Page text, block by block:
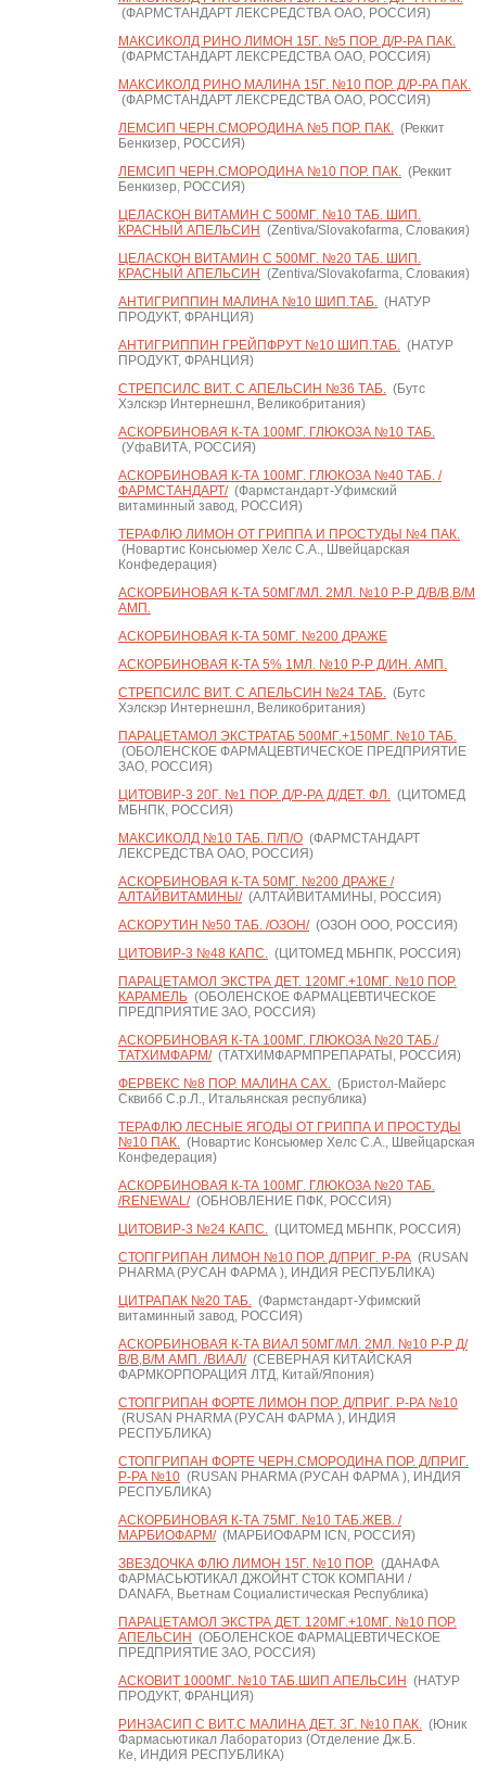
(ФАРМСТАНДАРТ ЛЕКСРЕДСТВА ОАО, РОССИЯ)
МАКСИКОЛД РИНО ЛИМОН 15Г. №5 ПОР. Д/Р-РА ПАК.
(ФАРМСТАНДАРТ ЛЕКСРЕДСТВА ОАО, РОССИЯ)
МАКСИКОЛД РИНО МАЛИНА 15Г. №10 ПОР. Д/Р-РА ПАК.
(ФАРМСТАНДАРТ ЛЕКСРЕДСТВА ОАО, РОССИЯ)
ЛЕМСИП ЧЕРН.СМОРОДИНА №5 ПОР. ПАК.(Реккит
Бенкизер, РОССИЯ)
ЛЕМСИП ЧЕРН.СМОРОДИНА №10 ПОР. ПАК.(Реккит
Бенкизер, РОССИЯ)
ЦЕЛАСКОН ВИТАМИН С 500МГ. №10 ТАБ. ШИП.
КРАСНЫЙ АПЕЛЬСИН (Zentiva/Slovakofarma, Словакия)
ЦЕЛАСКОН ВИТАМИН С 500МГ. №20 ТАБ. ШИП.
КРАСНЫЙ АПЕЛЬСИН (Zentiva/Slovakofarma, Словакия)
АНТИГРИППИН МАЛИНА №10 ШИП.ТАБ.(НАТУР
ПРОДУКТ, ФРАНЦИЯ)
АНТИГРИППИН ГРЕЙПФРУТ №10 ШИП.ТАБ.(НАТУР
ПРОДУКТ, ФРАНЦИЯ)
СТРЕПСИЛС ВИТ. С АПЕЛЬСИН №36 ТАБ.(Бутс
Хэлскэр Интернешнл, Великобритания)
АСКОРБИНОВАЯ К-ТА 100МГ. ГЛЮКОЗА №10 ТАБ.
(УфаВИТА, РОССИЯ)
АСКОРБИНОВАЯ К-ТА 100МГ. ГЛЮКОЗА №40 ТАБ. /
ФАРМСТАНДАРТ/(Фармстандарт-Уфимский
витаминный завод, РОССИЯ)
ТЕРАФЛЮ ЛИМОН ОТ ГРИППА И ПРОСТУДЫ №4 ПАК.
(Новартис Консьюмер Хелс С.А., Швейцарская
Конфедерация)
АСКОРБИНОВАЯ К-ТА 50МГ/МЛ. 2МЛ. №10 Р-Р Д/В/В,В/М
АМП.
АСКОРБИНОВАЯ К-ТА 50МГ. №200 ДРАЖЕ
АСКОРБИНОВАЯ К-ТА 5% 1МЛ. №10 Р-Р Д/ИН. АМП.
СТРЕПСИЛС ВИТ. С АПЕЛЬСИН №24 ТАБ.(Бутс
Хэлскэр Интернешнл, Великобритания)
ПАРАЦЕТАМОЛ ЭКСТРАТАБ 500МГ.+150МГ. №10 ТАБ.
(ОБОЛЕНСКОЕ ФАРМАЦЕВТИЧЕСКОЕ ПРЕДПРИЯТИЕ
ЗАО, РОССИЯ)
ЦИТОВИР-3 20Г. №1 ПОР. Д/Р-РА Д/ДЕТ. ФЛ.(ЦИТОМЕД
МБНПК, РОССИЯ)
МАКСИКОЛД №10 ТАБ. П/П/О(ФАРМСТАНДАРТ
ЛЕКСРЕДСТВА ОАО, РОССИЯ)
АСКОРБИНОВАЯ К-ТА 50МГ. №200 ДРАЖЕ /
АЛТАЙВИТАМИНЫ/(АЛТАЙВИТАМИНЫ, РОССИЯ)
АСКОРУТИН №50 ТАБ. /ОЗОН/(ОЗОН ООО, РОССИЯ)
ЦИТОВИР-3 №48 КАПС.(ЦИТОМЕД МБНПК, РОССИЯ)
ПАРАЦЕТАМОЛ ЭКСТРА ДЕТ. 120МГ.+10МГ. №10 ПОР.
КАРАМЕЛЬ(ОБОЛЕНСКОЕ ФАРМАЦЕВТИЧЕСКОЕ
ПРЕДПРИЯТИЕ ЗАО, РОССИЯ)
АСКОРБИНОВАЯ К-ТА 100МГ. ГЛЮКОЗА №20 ТАБ./
ТАТХИМФАРМ/(ТАТХИМФАРМПРЕПАРАТЫ, РОССИЯ)
ФЕРВЕКС №8 ПОР. МАЛИНА САХ.(Бристол-Майерс
Сквибб С.р.Л., Итальянская республика)
ТЕРАФЛЮ ЛЕСНЫЕ ЯГОДЫ ОТ ГРИППА И ПРОСТУДЫ
№10 ПАК.(Новартис Консьюмер Хелс С.А., Швейцарская
Конфедерация)
АСКОРБИНОВАЯ К-ТА 100МГ. ГЛЮКОЗА №20 ТАБ.
/RENEWAL/(ОБНОВЛЕНИЕ ПФК, РОССИЯ)
ЦИТОВИР-3 №24 КАПС.(ЦИТОМЕД МБНПК, РОССИЯ)
СТОПГРИПАН ЛИМОН №10 ПОР. Д/ПРИГ. Р-РА(RUSAN
PHARMA (РУСАН ФАРМА ), ИНДИЯ РЕСПУБЛИКА)
ЦИТРАПАК №20 ТАБ.(Фармстандарт-Уфимский
витаминный завод, РОССИЯ)
АСКОРБИНОВАЯ К-ТА ВИАЛ 50МГ/МЛ. 2МЛ. №10 Р-Р Д/
В/В,В/М АМП. /ВИАЛ/(СЕВЕРНАЯ КИТАЙСКАЯ
ФАРМКОРПОРАЦИЯ ЛТД, Китай/Япония)
СТОПГРИПАН ФОРТЕ ЛИМОН ПОР. Д/ПРИГ. Р-РА №10
(RUSAN PHARMA (РУСАН ФАРМА ), ИНДИЯ
РЕСПУБЛИКА)
СТОПГРИПАН ФОРТЕ ЧЕРН.СМОРОДИНА ПОР. Д/ПРИГ.
Р-РА №10(RUSAN PHARMA (РУСАН ФАРМА ), ИНДИЯ
РЕСПУБЛИКА)
АСКОРБИНОВАЯ К-ТА 75МГ. №10 ТАБ.ЖЕВ. /
МАРБИОФАРМ/(МАРБИОФАРМ ICN, РОССИЯ)
ЗВЕЗДОЧКА ФЛЮ ЛИМОН 15Г. №10 ПОР.(ДАНАФА
ФАРМАСЬЮТИКАЛ ДЖОЙНТ СТОК КОМПАНИ /
DANAFA, Вьетнам Социалистическая Республика)
ПАРАЦЕТАМОЛ ЭКСТРА ДЕТ. 120МГ.+10МГ. №10 ПОР.
АПЕЛЬСИН (ОБОЛЕНСКОЕ ФАРМАЦЕВТИЧЕСКОЕ
ПРЕДПРИЯТИЕ ЗАО, РОССИЯ)
АСКОВИТ 1000МГ. №10 ТАБ.ШИП АПЕЛЬСИН (НАТУР
ПРОДУКТ, ФРАНЦИЯ)
РИНЗАСИП С ВИТ.С МАЛИНА ДЕТ. 3Г. №10 ПАК.(Юник
Фармасьютикал Лабораториз (Отделение Дж.Б.
Ке, ИНДИЯ РЕСПУБЛИКА)